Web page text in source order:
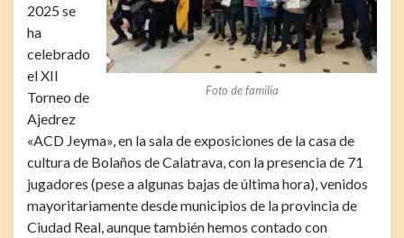
Foto de familia
2025 se
ha
celebrado
el XII
Torneo de
Ajedrez
«ACD Jeyma», en la sala de exposiciones de la casa de
cultura de Bolaños de Calatrava, con la presencia de 71
jugadores (pese a algunas bajas de última hora), venidos
mayoritariamente desde municipios de la provincia de
Ciudad Real, aunque también hemos contado con